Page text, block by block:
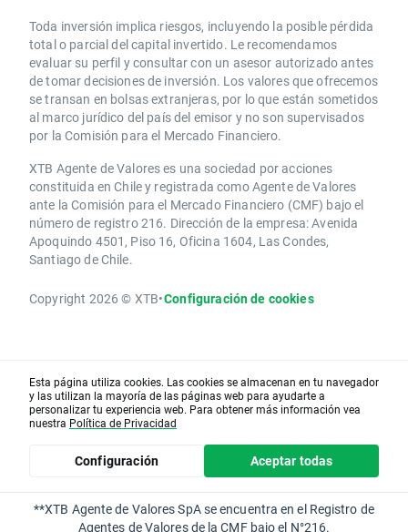
Toda inversión implica riesgos, incluyendo la posible pérdida
total o parcial del capital invertido. Le recomendamos
evaluar su perfil y consultar con un asesor autorizado antes
de tomar decisiones de inversión. Los valores que ofrecemos
se transan en bolsas extranjeras, por lo que están sometidos
al marco jurídico del país del emisor y no son supervisados
por la Comisión para el Mercado Financiero.
XTB Agente de Valores es una sociedad por acciones
constituida en Chile y registrada como Agente de Valores
ante la Comisión para el Mercado Financiero (CMF) bajo el
número de registro 216. Dirección de la empresa: Avenida
Apoquindo 4501, Piso 16, Oficina 1604, Las Condes,
Santiago de Chile.
Copyright 2026 © XTB•Configuración de cookies
Esta página utiliza cookies. Las cookies se almacenan en tu navegador
y las utilizan la mayoría de las páginas web para ayudarte a
personalizar tu experiencia web. Para obtener más información vea
nuestra Política de Privacidad
Configuración Aceptar todas
**XTB Agente de Valores SpA se encuentra en el Registro de
Agentes de Valores de la CMF bajo el N°216.